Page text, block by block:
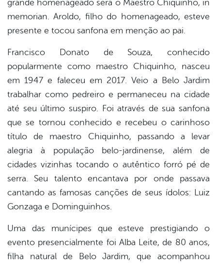
grande homenageado será o Maestro Chiquinho, in
memorian. Aroldo, filho do homenageado, esteve
presente e tocou sanfona em menção ao pai.
Francisco Donato de Souza, conhecido
popularmente como maestro Chiquinho, nasceu
em 1947 e faleceu em 2017. Veio a Belo Jardim
trabalhar como pedreiro e permaneceu na cidade
até seu último suspiro. Foi através de sua sanfona
que se tornou conhecido e recebeu o carinhoso
título de maestro Chiquinho, passando a levar
alegria à população belo-jardinense, além de
cidades vizinhas tocando o autêntico forró pé de
serra. Seu talento encantava por onde passava
cantando as famosas canções de seus ídolos: Luiz
Gonzaga e Dominguinhos.
Uma das munícipes que esteve prestigiando o
evento presencialmente foi Alba Leite, de 80 anos,
filha natural de Belo Jardim, que acompanhou